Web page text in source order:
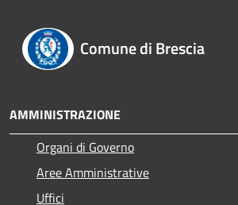
Comune di Brescia
AMMINISTRAZIONE
Organi di Governo
Aree Amministrative
Uffici